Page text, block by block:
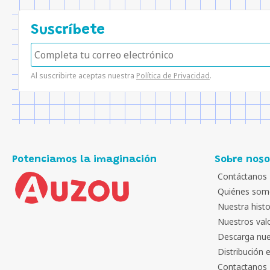
Suscríbete
Al suscribirte aceptas nuestra Política de Privacidad.
Potenciamos la imaginación Sobre
Contáctanos
Quiénes
Nuestra
Nuestros
Descarga
Distribución
Contactanos